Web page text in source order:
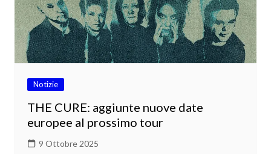
Notizie
THE CURE: aggiunte nuove date
europee al prossimo tour
9 Ottobre 2025